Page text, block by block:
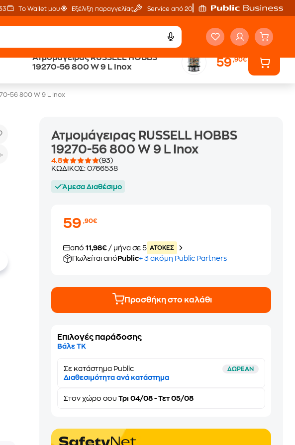
Το Wallet μου Εξέλιξη παραγγελίας Service από 20'
Ατμομάγειρας RUSSELL HOBBS
19270-56 800 W 9 L Inox
59,90€
Μεταφορικά Public επιστροφή €
56 800 W 9 L Inox
Ατμομάγειρας RUSSELL HOBBS
19270-56 800 W 9 L Inox
4.8
(93)
ΚΩΔΙΚΟΣ:0766538
Άμεσα Διαθέσιμο
59,90€
από11,98€ / μήνα σε 5 ATOKEΣ
Πωλείται από Public+ 3 ακόμη Public Partners
Προσθήκη στο καλάθι
Επιλογές παράδοσης
Βάλε ΤΚ
Σε κατάστημα Public ΔΩΡΕΑΝ
Διαθεσιμότητα ανά κατάστημα
Στονχώρο σου Τρι 04/08 - Τετ 05/08